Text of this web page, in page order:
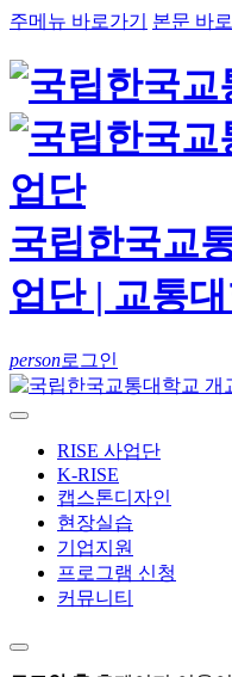
주메뉴 바로가기 본문 바로
국립한국교
업단 | 교통
person로그인
RISE 사업단
K-RISE
캡스톤디자인
현장실습
기업지원
프로그램 신청
커뮤니티